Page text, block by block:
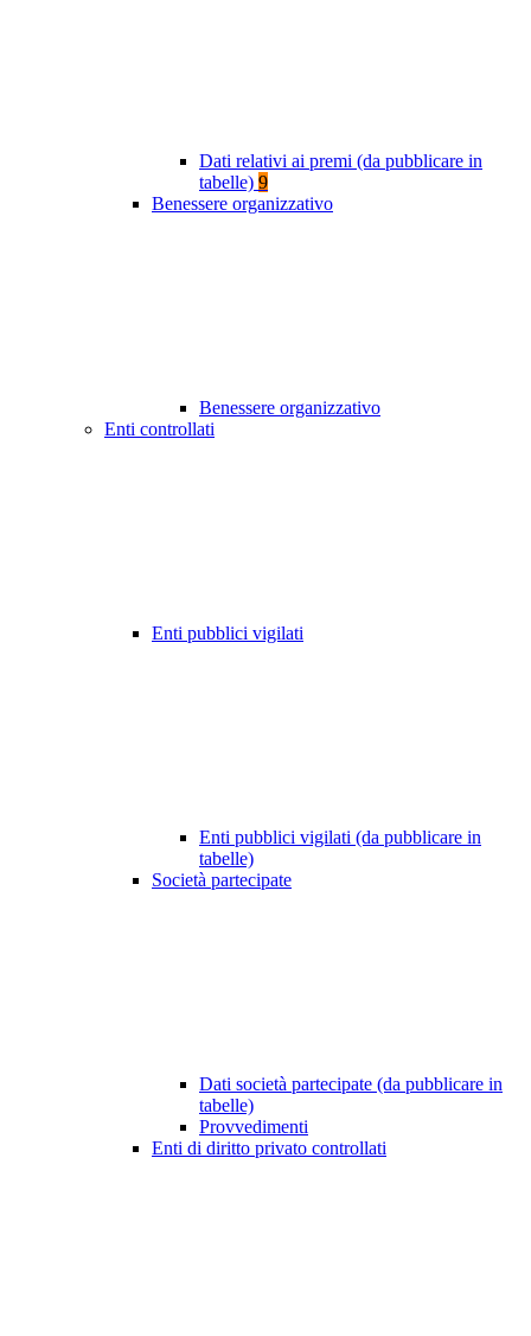
Dati relativi ai premi (da pubblicare in
tabelle) 9
Benessere organizzativo
Benessere organizzativo
Enti controllati
Enti pubblici vigilati
Enti pubblici vigilati (da pubblicare in
tabelle)
Società partecipate
Dati società partecipate (da pubblicare in
tabelle)
Provvedimenti
Enti di diritto privato controllati